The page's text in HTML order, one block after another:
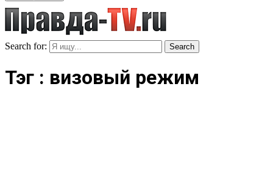
Search for: Search
Тэг : визовый режим